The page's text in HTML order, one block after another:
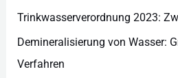
Trinkwasserverordnung 2023:
Demineralisierung von Wasser:
Verfahren
n